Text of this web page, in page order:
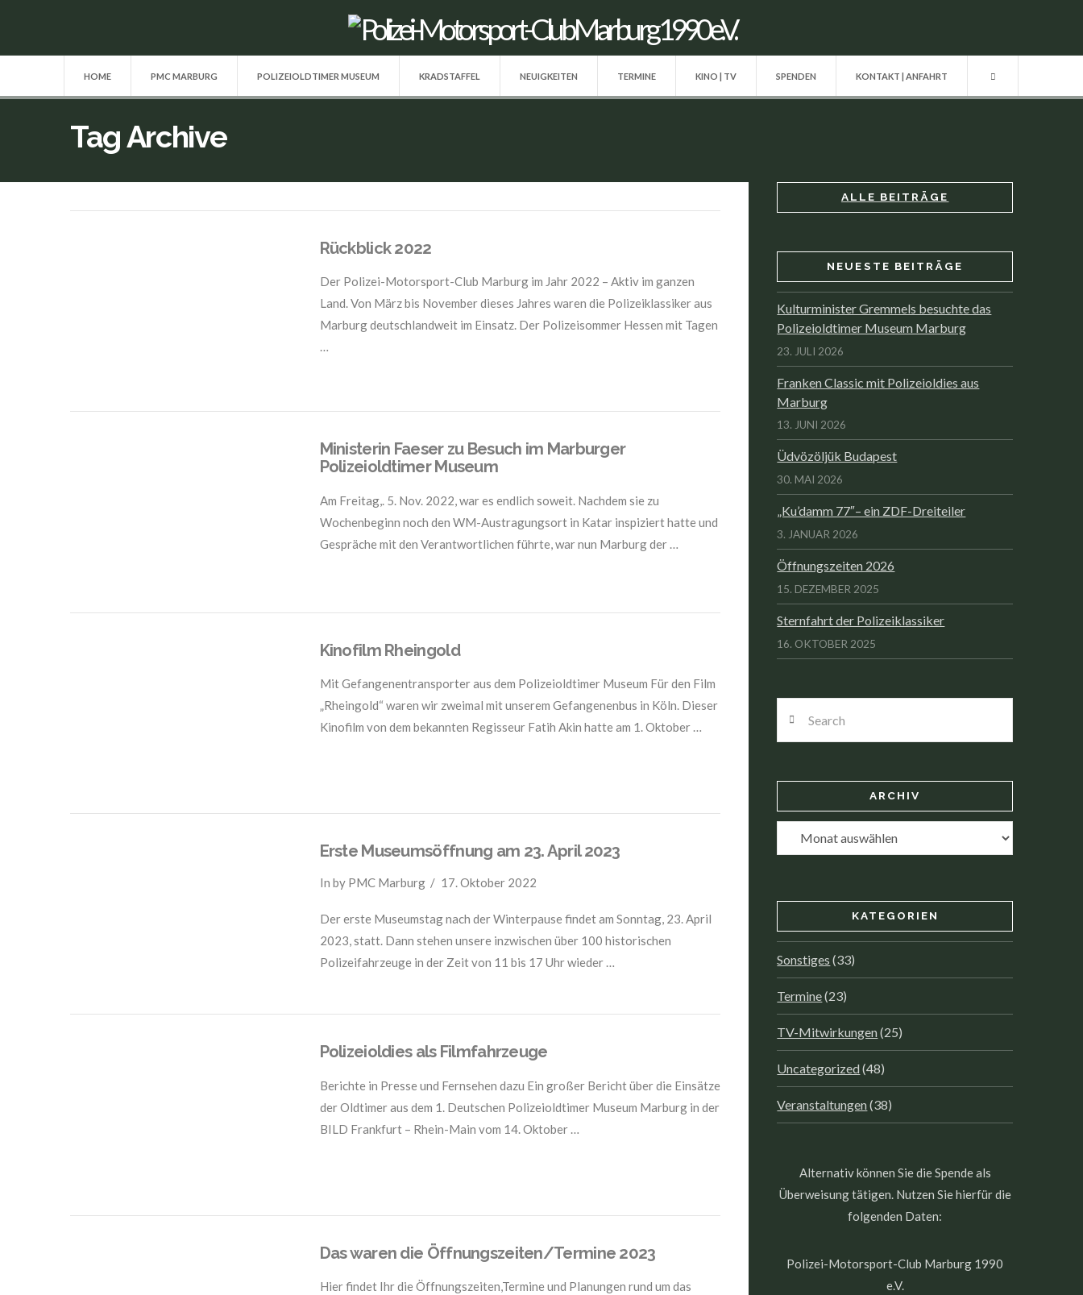
HOME PMC MARBURG POLIZEIOLDTIMER MUSEUM KRADSTAFFEL NEUIGKEITEN TERMINE KINO | TV SPENDEN KONTAKT | ANFAHRT
Tag Archive
Rückblick 2022
Der Polizei-Motorsport-Club Marburg im Jahr 2022 – Aktiv im ganzen
Land. Von März bis November dieses Jahres waren die Polizeiklassiker aus
Marburg deutschlandweit im Einsatz. Der Polizeisommer Hessen mit Tagen
…
Ministerin Faeser zu Besuch im Marburger
Polizeioldtimer Museum
Am Freitag,. 5. Nov. 2022, war es endlich soweit. Nachdem sie zu
Wochenbeginn noch den WM-Austragungsort in Katar inspiziert hatte und
Gespräche mit den Verantwortlichen führte, war nun Marburg der …
Kinofilm Rheingold
Mit Gefangenentransporter aus dem Polizeioldtimer Museum Für den Film
„Rheingold“ waren wir zweimal mit unserem Gefangenenbus in Köln. Dieser
Kinofilm von dem bekannten Regisseur Fatih Akin hatte am 1. Oktober …
Erste Museumsöffnung am 23. April 2023
In by PMC Marburg 17. Oktober 2022
Der erste Museumstag nach der Winterpause findet am Sonntag, 23. April
2023, statt. Dann stehen unsere inzwischen über 100 historischen
Polizeifahrzeuge in der Zeit von 11 bis 17 Uhr wieder …
Polizeioldies als Filmfahrzeuge
Berichte in Presse und Fernsehen dazu Ein großer Bericht über die Einsätze
der Oldtimer aus dem 1. Deutschen Polizeioldtimer Museum Marburg in der
BILD Frankfurt – Rhein-Main vom 14. Oktober …
Das waren die Öffnungszeiten/Termine 2023
Hier findet Ihr die Öffnungszeiten,Termine und Planungen rund um das
ALLE BEITRÄGE
NEUESTE BEITRÄGE
Kulturminister Gremmels besuchte das
Polizeioldtimer Museum Marburg
23. JULI 2026
Franken Classic mit Polizeioldies aus
Marburg
13. JUNI 2026
Üdvözöljük Budapest
30. MAI 2026
„Ku’damm 77″– ein ZDF-Dreiteiler
3. JANUAR 2026
Öffnungszeiten 2026
15. DEZEMBER 2025
Sternfahrt der Polizeiklassiker
16. OKTOBER 2025
ARCHIV
Archiv
KATEGORIEN
Sonstiges (33)
Termine(23)
TV-Mitwirkungen(25)
Uncategorized(48)
Veranstaltungen(38)
Alternativ können Sie die Spende als
Überweisung tätigen. Nutzen Sie hierfür die
folgenden Daten:
Polizei-Motorsport-Club Marburg 1990
e.V.